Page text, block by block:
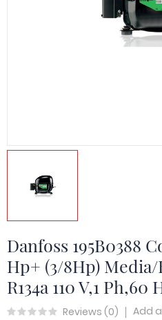
Danfoss 195B0388
Hp+ (3/8Hp) Media/
R134a 110 V,1 Ph,60
Reviews (0) Add